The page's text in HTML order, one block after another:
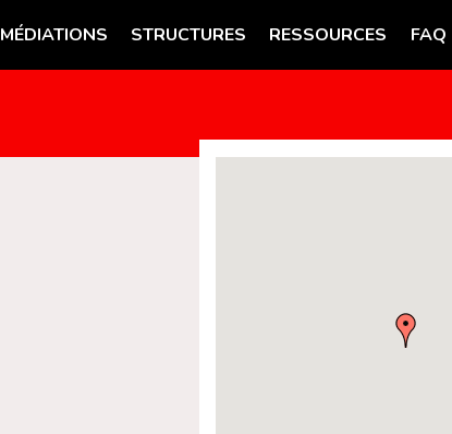
MÉDIATIONS STRUCTURES RESSOURCES FAQ